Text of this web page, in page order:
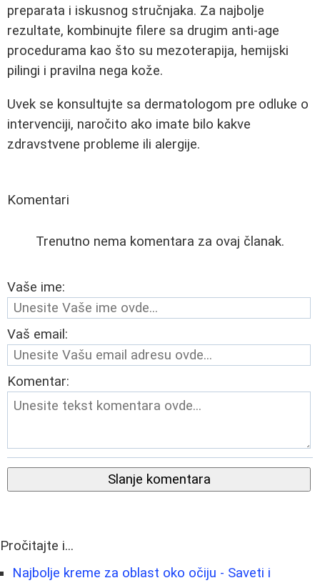
preparata i iskusnog stručnjaka. Za najbolje
rezultate, kombinujte filere sa drugim anti-age
procedurama kao što su mezoterapija, hemijski
pilingi i pravilna nega kože.
Uvek se konsultujte sa dermatologom pre odluke o
intervenciji, naročito ako imate bilo kakve
zdravstvene probleme ili alergije.
Komentari
Trenutno nema komentara za ovaj članak.
Vaše ime:
Vaš email:
Komentar:
Slanje komentara
Pročitajte i...
Najbolje kreme za oblast oko očiju - Saveti i